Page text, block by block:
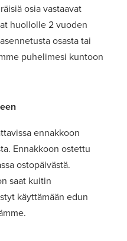
osia vastaavat
huollolle 2 vuoden
osasta tai
puhelimesi kuntoon
ennakkoon
Ennakkoon ostettu
ostopäivästä.
saat kuitin
käyttämään edun